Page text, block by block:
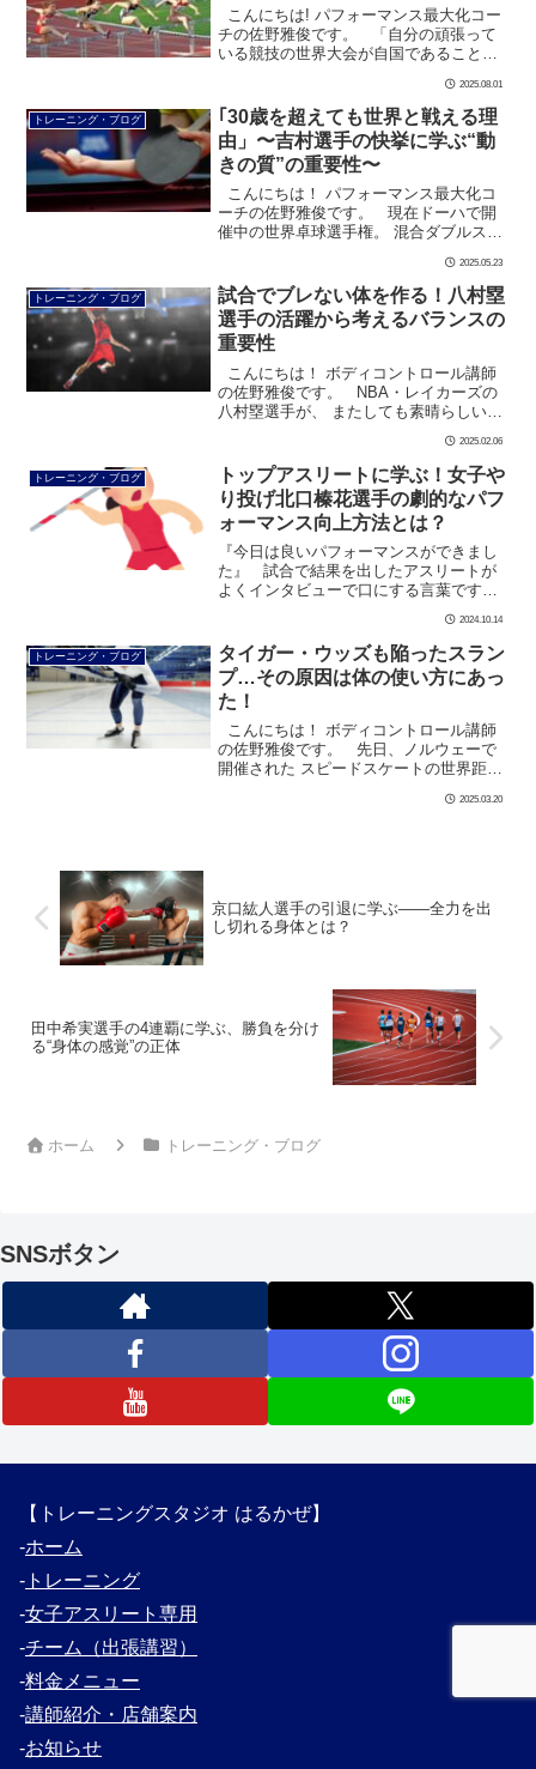
こんにちは! パフォーマンス最大化コー
チの佐野雅俊です。 「自分の頑張って
いる競技の世界大会が自国であることは
ンジする姿を見てもらえたら」 こ […]
2025.08.01
トレーニング・ブログ
｢30歳を超えても世界と戦える理
由」〜吉村選手の快挙に学ぶ“動
きの質”の重要性〜
こんにちは！ パフォーマンス最大化コ
ーチの佐野雅俊です。 現在ドーハで開
催中の世界卓球選手権。 混合ダブルス
が 世界ランク1位、中国の次世代エース
林詩棟 […]
2025.05.23
トレーニング・ブログ
試合でブレない体を作る！八村塁
選手の活躍から考えるバランスの
重要性
こんにちは！ ボディコントロール講師
の佐野雅俊です。 NBA・レイカーズの
八村塁選手が、 またしても素晴らしい活
2025.02.06
トレーニング・ブログ
トップアスリートに学ぶ！女子や
り投げ北口榛花選手の劇的なパフ
ォーマンス向上方法とは？
『今日は良いパフォーマンスができまし
た』 試合で結果を出したアスリートが
よくインタビューで口にする言葉です。
には 筋力や技術だけではなく、 正しい姿
勢と […]
2024.10.14
トレーニング・ブログ
タイガー・ウッズも陥ったスラン
プ…その原因は体の使い方にあっ
た！
こんにちは！ ボディコントロール講師
の佐野雅俊です。 先日、ノルウェーで
開催された スピードスケートの世界距離
2025.03.20
京口紘人選手の引退に学ぶ――全力を出
し切れる身体とは？
田中希実選手の4連覇に学ぶ、勝負を分け
る“身体の感覚”の正体
ホーム トレーニング・ブログ
SNSボタン
【トレーニングスタジオ はるかぜ】
‐ホーム
‐ トレーニング
‐女子アスリート専用
‐チーム（出張講習）
‐料金メニュー
‐講師紹介・ 店舗案内
‐お知らせ